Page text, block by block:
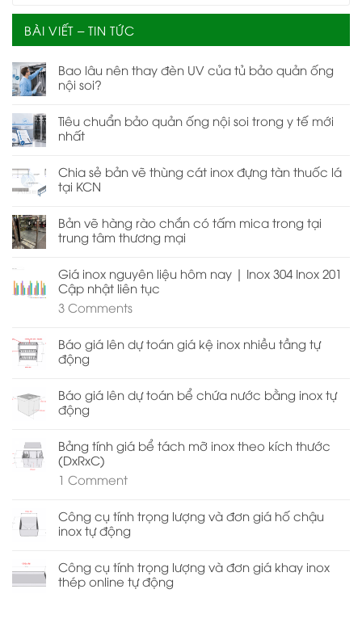
BÀI VIẾT – TIN TỨC
Bao lâu nên thay đèn UV của tủ bảo quản ống
nội soi?
Tiêu chuẩn bảo quản ống nội soi trong y tế mới
nhất
Chia sẻ bản vẽ thùng cát inox đựng tàn thuốc lá
tại KCN
Bản vẽ hàng rào chắn có tấm mica trong tại
trung tâm thương mại
Giá inox nguyên liệu hôm nay | Inox 304 Inox 201
Cập nhật liên tục
3 Comments
Báo giá lên dự toán giá kệ inox nhiều tầng tự
động
Báo giá lên dự toán bể chứa nước bằng inox tự
động
Bảng tính giá bể tách mỡ inox theo kích thước
(DxRxC)
1 Comment
Công cụ tính trọng lượng và đơn giá hố chậu
inox tự động
Công cụ tính trọng lượng và đơn giá khay inox
thép online tự động